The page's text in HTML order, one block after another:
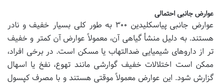
عوارض جانبی احتمالی
عوارض جانبی پیاسکلیدین ۳۰۰ به طور کلی بسیار خفیف و نادر
هستند. به دلیل منشأ گیاهی آن، معمولاً عوارض آن کمتر و خفیف
تر از داروهای شیمیایی ضدالتهاب یا مسکن است. در برخی افراد،
ممکن است اختلالات خفیف گوارشی مانند تهوع، نفخ یا اسهال
گزارش شود. این عوارض معمولاً موقتی هستند و با مصرف کپسول